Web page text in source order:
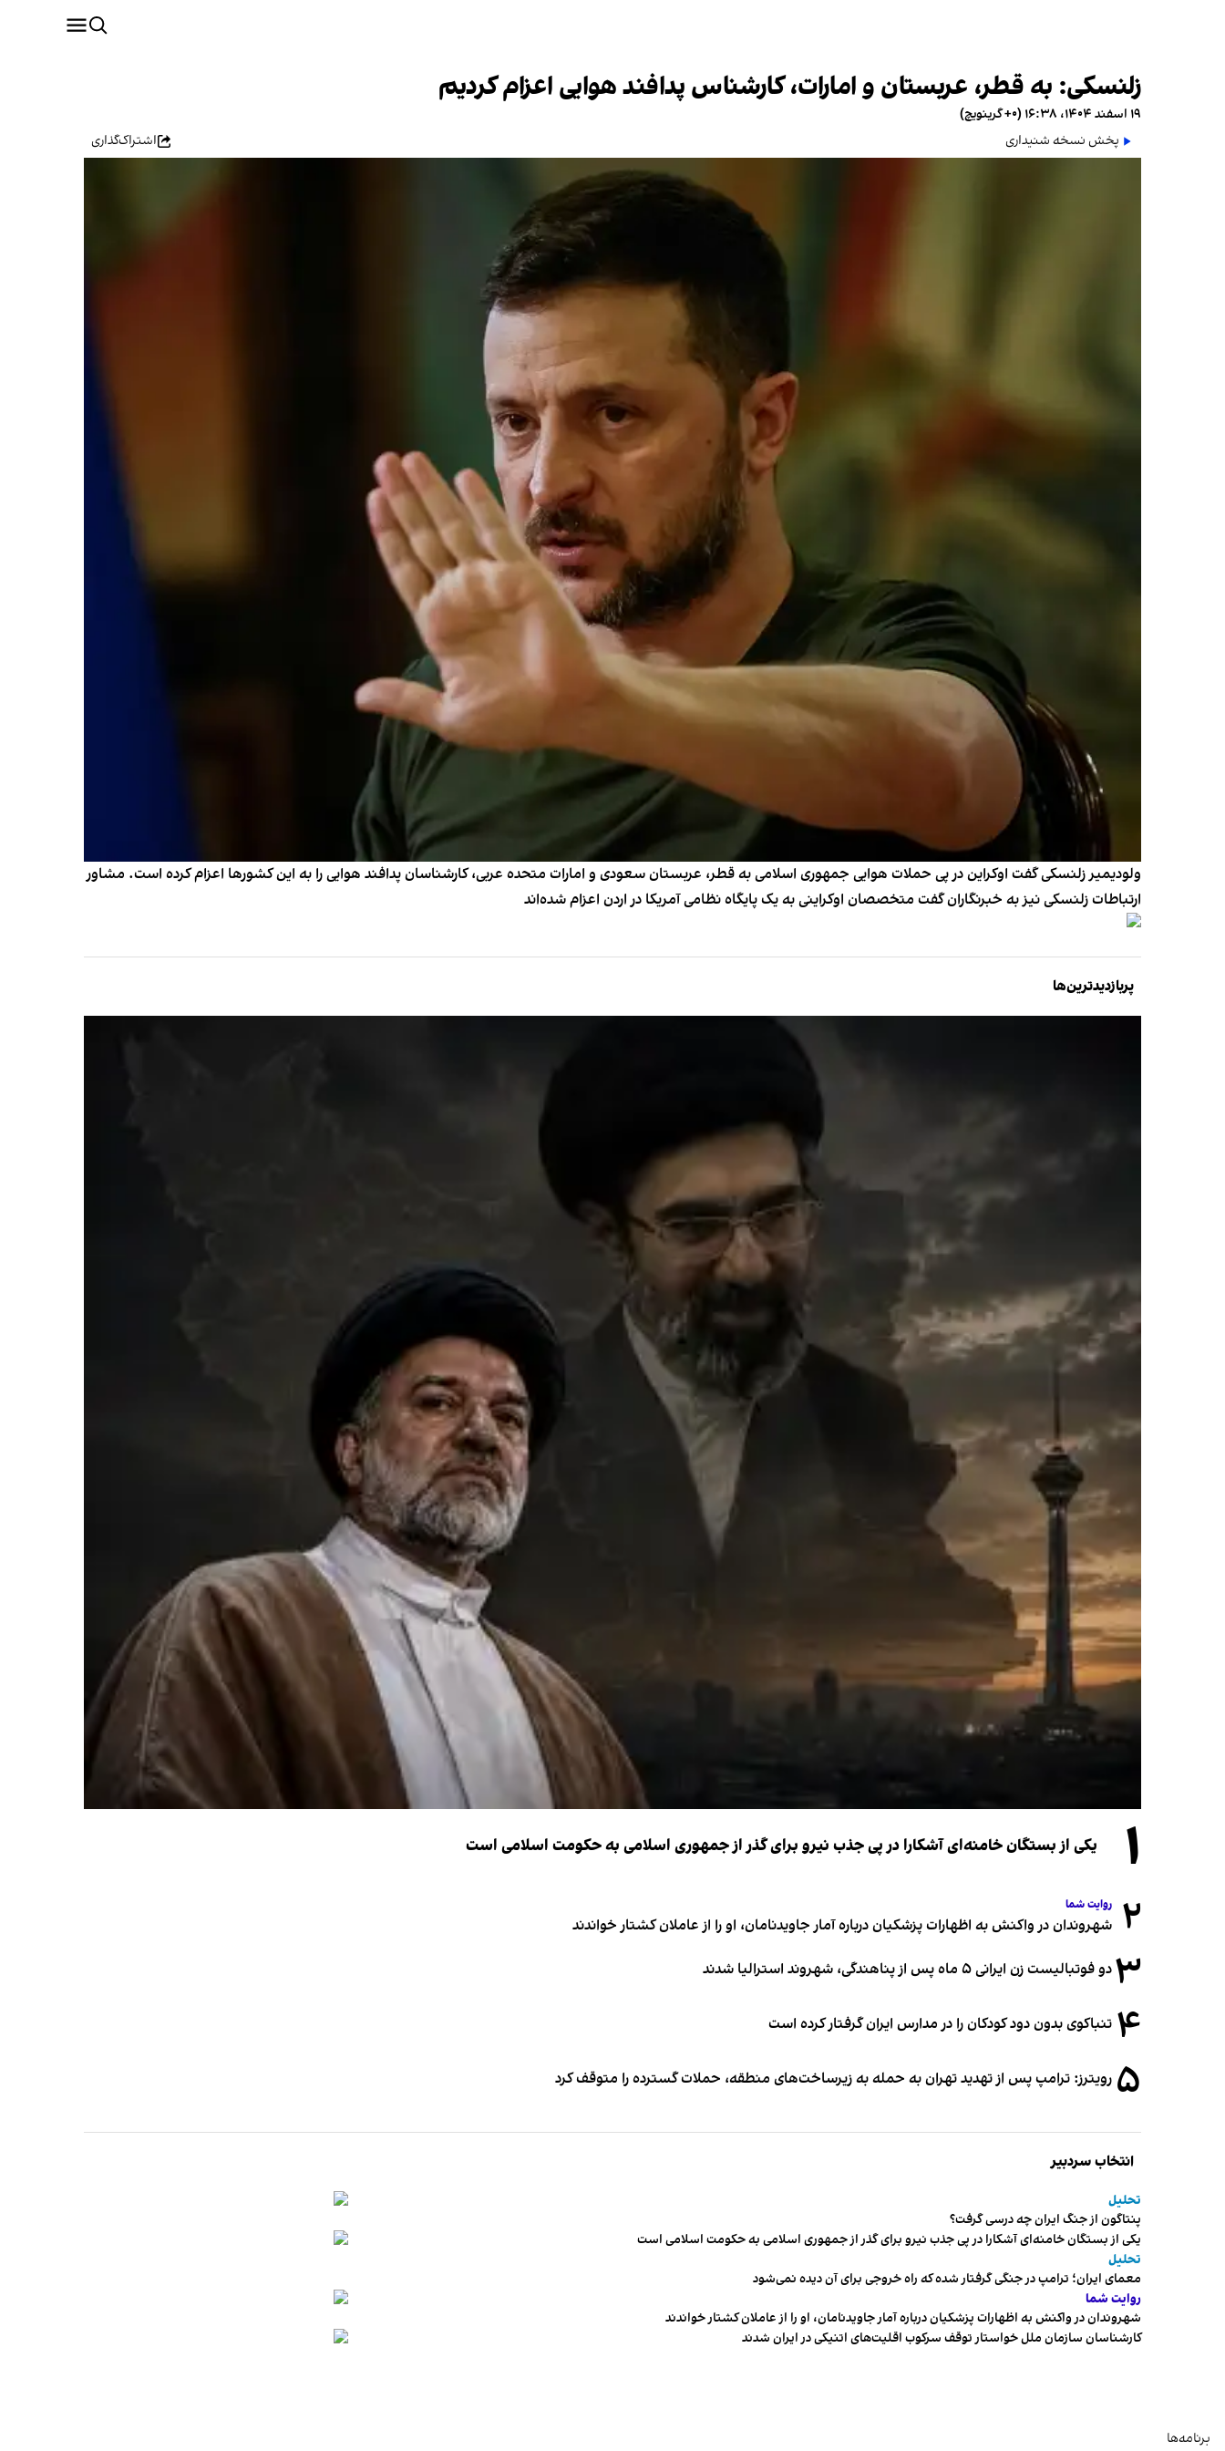
زلنسکی: به قطر، عربستان و امارات، کارشناس پدافند هوایی اعزام کردیم
۱۹ اسفند ۱۴۰۴، ۱۶:۳۸ (‎+۰ گرینویچ)
پخش نسخه شنیداری
اشتراک‌گذاری
ولودیمیر زلنسکی گفت اوکراین در پی حملات هوایی جمهوری اسلامی به قطر، عربستان سعودی و امارات متحده عربی، کارشناسان پدافند هوایی را به این کشورها اعزام کرده است. مشاور
ارتباطات زلنسکی نیز به خبرنگاران گفت متخصصان اوکراینی به یک پایگاه نظامی آمریکا در اردن اعزام شده‌اند
پربازدیدترین‌ها
۱ یکی از بستگان خامنه‌ای آشکارا در پی جذب نیرو برای گذر از جمهوری اسلامی به حکومت اسلامی است
۲ روایت شما
شهروندان در واکنش به اظهارات پزشکیان درباره آمار جاویدنامان، او را از عاملان کشتار خواندند
۳دو فوتبالیست زن ایرانی ۵ ماه پس از پناهندگی، شهروند استرالیا شدند
۴ تنباکوی بدون دود کودکان را در مدارس ایران گرفتار کرده است
۵ رویترز: ترامپ پس از تهدید تهران به حمله به زیرساخت‌های منطقه، حملات گسترده را متوقف کرد
انتخاب سردبیر
تحلیل
پنتاگون از جنگ ایران چه درسی گرفت؟
یکی از بستگان خامنه‌ای آشکارا در پی جذب نیرو برای گذر از جمهوری اسلامی به حکومت اسلامی است
تحلیل
معمای ایران؛ ترامپ در جنگی گرفتار شده که راه خروجی برای آن دیده نمی‌شود
روایت شما
شهروندان در واکنش به اظهارات پزشکیان درباره آمار جاویدنامان، او را از عاملان کشتار خواندند
کارشناسان سازمان ملل خواستار توقف سرکوب اقلیت‌های اتنیکی در ایران شدند
برنامه‌ها